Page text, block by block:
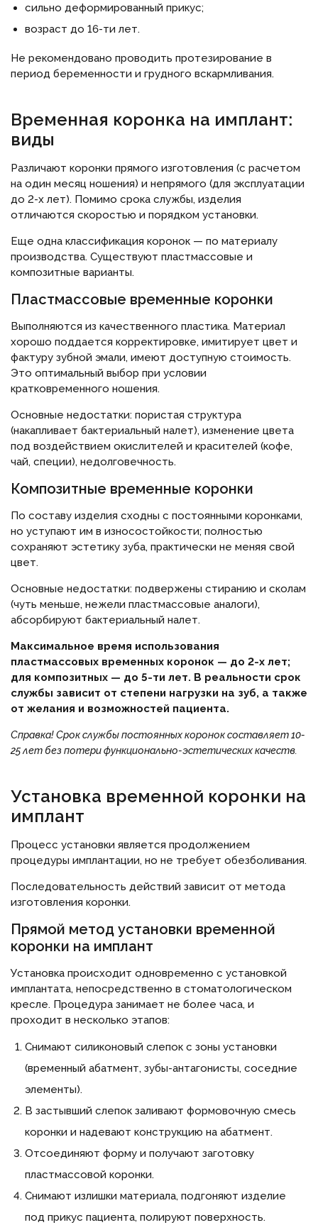
сильно деформированный прикус;
возраст до 16-ти лет.
Не рекомендовано проводить протезирование в
период беременности и грудного вскармливания.
Временная коронка на имплант:
виды
Различают коронки прямого изготовления (с расчетом
на один месяц ношения) и непрямого (для эксплуатации
до 2-х лет). Помимо срока службы, изделия
отличаются скоростью и порядком установки.
Еще одна классификация коронок — по материалу
производства. Существуют пластмассовые и
композитные варианты.
Пластмассовые временные коронки
Выполняются из качественного пластика. Материал
хорошо поддается корректировке, имитирует цвет и
фактуру зубной эмали, имеют доступную стоимость.
Это оптимальный выбор при условии
кратковременного ношения.
Основные недостатки: пористая структура
(накапливает бактериальный налет), изменение цвета
под воздействием окислителей и красителей (кофе,
чай, специи), недолговечность.
Композитные временные коронки
По составу изделия сходны с постоянными коронками,
но уступают им в износостойкости; полностью
сохраняют эстетику зуба, практически не меняя свой
цвет.
Основные недостатки: подвержены стиранию и сколам
(чуть меньше, нежели пластмассовые аналоги),
абсорбируют бактериальный налет.
Максимальное время использования
пластмассовых временных коронок — до 2-х лет;
для композитных — до 5-ти лет. В реальности срок
службы зависит от степени нагрузки на зуб, а также
от желания и возможностей пациента.
Справка!Срок службы постоянных коронок составляет 10-
25 лет без потери функционально-эстетических качеств.
Установка временной коронки на
имплант
Процесс установки является продолжением
процедуры имплантации, но не требует обезболивания.
Последовательность действий зависит от метода
изготовления коронки.
Прямой метод установки временной
коронки на имплант
Установка происходит одновременно с установкой
имплантата, непосредственно в стоматологическом
кресле. Процедура занимает не более часа, и
проходит в несколько этапов:
Снимают силиконовый слепок с зоны установки
(временный абатмент, зубы-антагонисты, соседние
элементы).
В застывший слепок заливают формовочную смесь
коронки и надевают конструкцию на абатмент.
Отсоединяют форму и получают заготовку
пластмассовой коронки.
Снимают излишки материала, подгоняют изделие
под прикус пациента, полируют поверхность.